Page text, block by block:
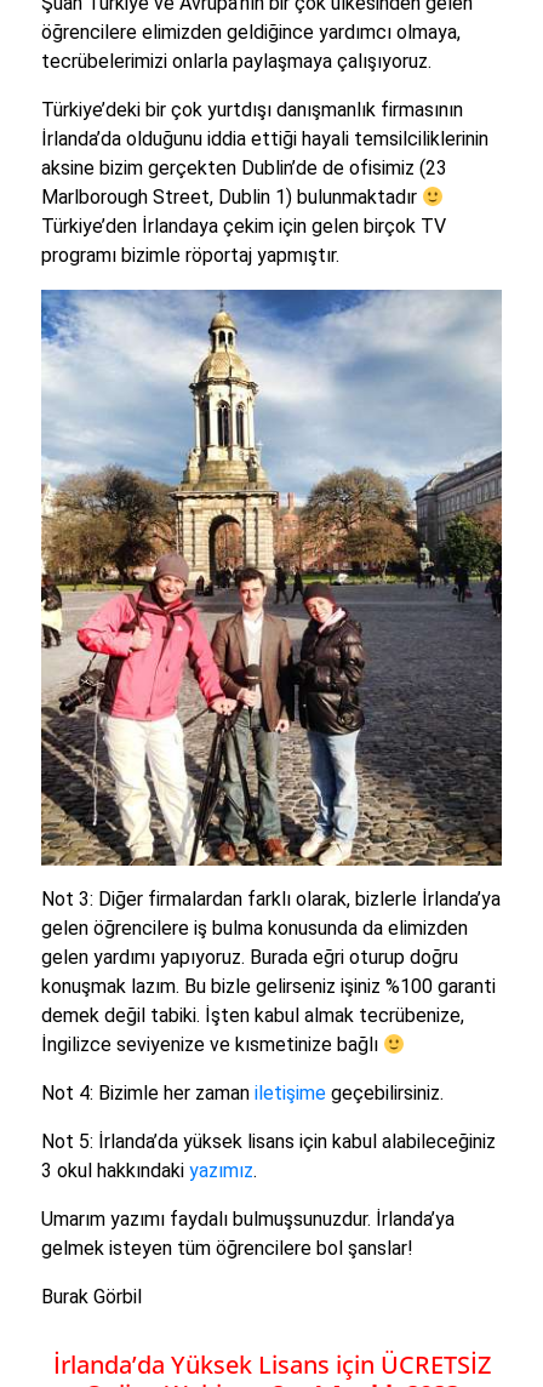
öğrencilere elimizden geldiğince yardımcı olmaya,
tecrübelerimizi onlarla paylaşmaya çalışıyoruz.
Türkiye’deki bir çok yurtdışı danışmanlık firmasının
İrlanda’da olduğunu iddia ettiği hayali temsilciliklerinin
aksine bizim gerçekten Dublin’de de ofisimiz (23
Marlborough Street, Dublin 1) bulunmaktadır
Türkiye’den İrlandaya çekim için gelen birçok TV
programı bizimle röportaj yapmıştır.
Not 3: Diğer firmalardan farklı olarak, bizlerle İrlanda’ya
gelen öğrencilere iş bulma konusunda da elimizden
gelen yardımı yapıyoruz. Burada eğri oturup doğru
konuşmak lazım. Bu bizle gelirseniz işiniz %100 garanti
demek değil tabiki. İşten kabul almak tecrübenize,
İngilizce seviyenize ve kısmetinize bağlı
Not 4: Bizimle her zaman iletişime geçebilirsiniz.
Not 5: İrlanda’da yüksek lisans için kabul alabileceğiniz
3 okul hakkındaki yazımız.
Umarım yazımı faydalı bulmuşsunuzdur. İrlanda’ya
gelmek isteyen tüm öğrencilere bol şanslar!
Burak Görbil
İrlanda’da Yüksek Lisans için ÜCRETSİZ